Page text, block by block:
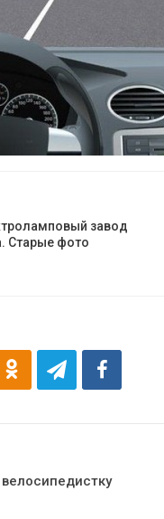
завод
Старые фото